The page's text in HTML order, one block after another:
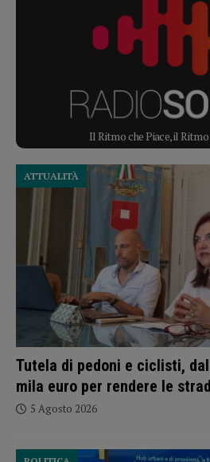
Il Ritmo che Piace, il
Tutela di pedoni e ciclisti,
mila euro per rendere le
ATTUALITÀ
5 Agosto 2026